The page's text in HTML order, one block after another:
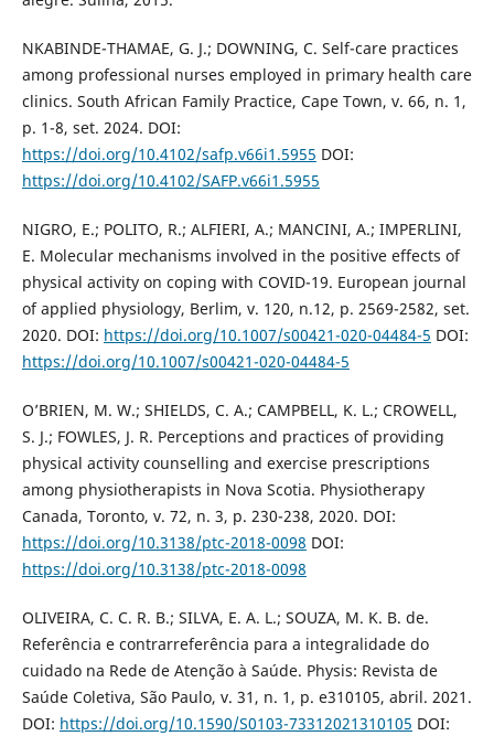
NKABINDE-THAMAE, G. J.; DOWNING, C. Self-care practices
among professional nurses employed in primary health care
clinics. South African Family Practice, Cape Town, v. 66, n. 1,
p. 1-8, set. 2024. DOI:
https://doi.org/10.4102/safp.v66i1.5955 DOI:
https://doi.org/10.4102/SAFP.v66i1.5955
NIGRO, E.; POLITO, R.; ALFIERI, A.; MANCINI, A.; IMPERLINI,
E. Molecular mechanisms involved in the positive effects of
physical activity on coping with COVID-19. European journal
of applied physiology, Berlim, v. 120, n.12, p. 2569-2582, set.
2020. DOI: https://doi.org/10.1007/s00421-020-04484-5 DOI:
https://doi.org/10.1007/s00421-020-04484-5
O’BRIEN, M. W.; SHIELDS, C. A.; CAMPBELL, K. L.; CROWELL,
S. J.; FOWLES, J. R. Perceptions and practices of providing
physical activity counselling and exercise prescriptions
among physiotherapists in Nova Scotia. Physiotherapy
Canada, Toronto, v. 72, n. 3, p. 230-238, 2020. DOI:
https://doi.org/10.3138/ptc-2018-0098 DOI:
https://doi.org/10.3138/ptc-2018-0098
OLIVEIRA, C. C. R. B.; SILVA, E. A. L.; SOUZA, M. K. B. de.
Referência e contrarreferência para a integralidade do
cuidado na Rede de Atenção à Saúde. Physis: Revista de
Saúde Coletiva, São Paulo, v. 31, n. 1, p. e310105, abril. 2021.
DOI: https://doi.org/10.1590/S0103-73312021310105 DOI: